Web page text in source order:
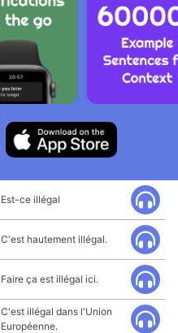
Est-ce illégal
C'est hautement illégal.
Faire ça est illégal ici.
C'est illégal dans l'Union
Européenne.